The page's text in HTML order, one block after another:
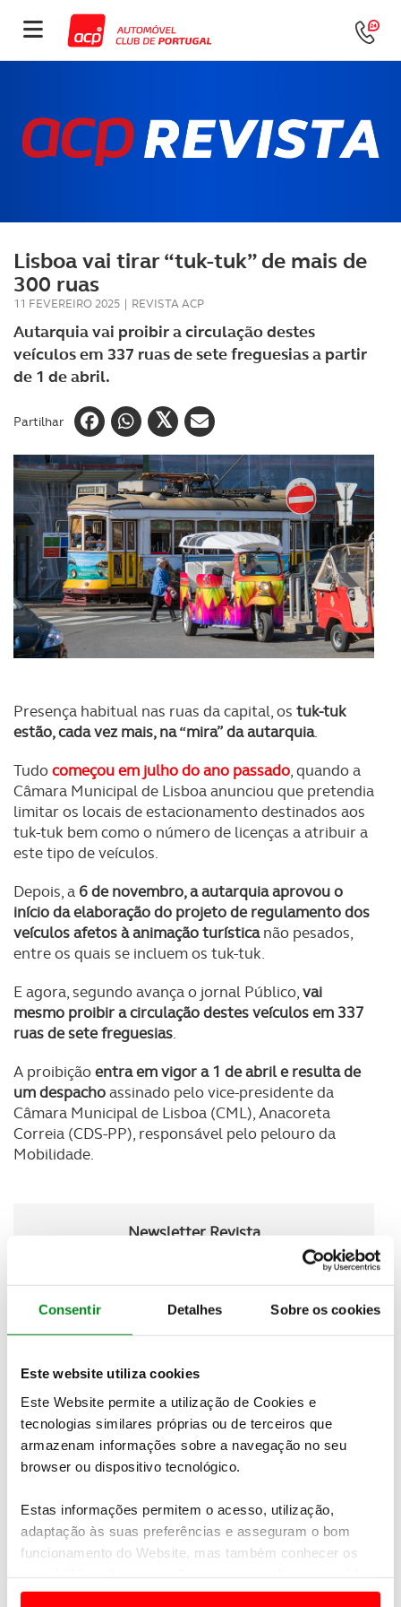
Consentir Detalhes Sobre os cookies
Este website utiliza cookies
Este Website permite a utilização de Cookies e
tecnologias similares próprias ou de terceiros que
armazenam informações sobre a navegação no seu
browser ou dispositivo tecnológico.
Estas informações permitem o acesso, utilização,
adaptação às suas preferências e asseguram o bom
funcionamento do Website, mas também conhecer os
e anúncios de modo a promover produtos e/ou serviços.
Lisboa vai tirar “tuk-tuk” de mais de
300 ruas
11 FEVEREIRO 2025 | REVISTA ACP
Autarquia vai proibir a circulação destes
veículos em 337 ruas de sete freguesias a partir
de 1 de abril.
Partilhar
Presença habitual nas ruas da capital, os tuk-tuk
estão, cada vez mais, na “mira” da autarquia.
Tudocomeçou em julho do ano passado, quando a
Câmara Municipal de Lisboa anunciou que pretendia
limitar os locais de estacionamento destinados aos
tuk-tuk bem como o número de licenças a atribuir a
este tipo de veículos.
Depois, a 6 de novembro, a autarquia aprovou o
início da elaboração do projeto de regulamento dos
veículos afetos à animação turísticanão pesados,
entre os quais se incluem os tuk-tuk.
E agora, segundo avança o jornal Público,vai
mesmo proibir a circulação destes veículos em 337
ruas de sete freguesias.
A proibiçãoentra em vigor a 1 de abril e resulta de
um despachoassinado pelo vice-presidente da
Câmara Municipal de Lisboa (CML), Anacoreta
Correia (CDS-PP), responsável pelo pelouro da
Mobilidade.
Newsletter Revista
Receba as novidades do mundo automóvel e
histórico de Lisboae o despacho determina a
proibição de circulação em várias vias das
freguesias da Avenidas Novas, Arroios, Penha de
França, São Vicente, Santo António, Misericórdia e
É nasfreguesias de Santo António, Misericórdia e
Santa Maria Maior que se concentra o maior
número de arruamentos barradosaos tuk-tuk
através da colocação de sinalização vertical.